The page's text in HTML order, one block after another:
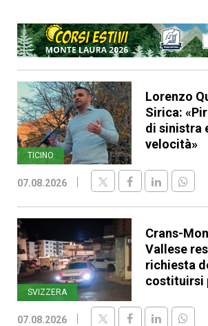
TICINO
Lorenzo
Sirica:
di sinistra
velocità»
07.08.2026
SVIZZERA
Crans-
Vallese
richiesta
costituirsi
07.08.2026